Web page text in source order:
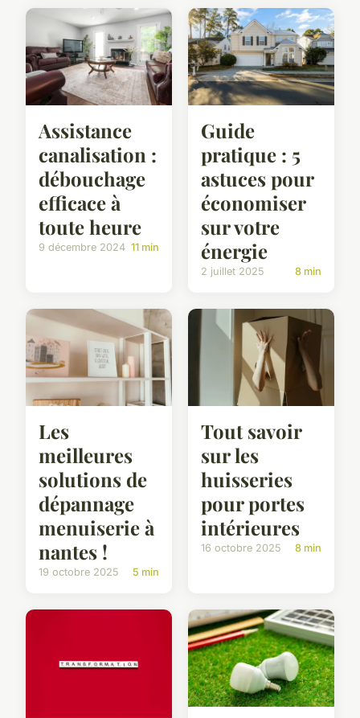
Assistance
canalisation :
débouchage
efficace à
toute heure
9 décembre 2024 11 min
Guide
pratique : 5
astuces pour
économiser
sur votre
énergie
2 juillet 2025 8 min
Les
meilleures
solutions de
dépannage
menuiserie à
nantes !
19 octobre 2025 5 min
Tout savoir
sur les
huisseries
pour portes
intérieures
16 octobre 2025 8 min